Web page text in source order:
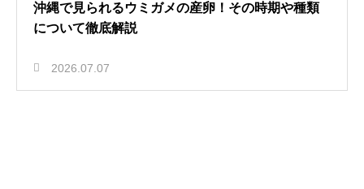
沖縄で見られるウミガメの産卵！その時期や種類
について徹底解説
2026.07.07